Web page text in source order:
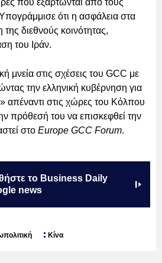
ότι η ασφάλεια στα
της διεθνούς κοινότητας,
του Ιράν.
μνεία στις σχέσεις του GCC με
την ελληνική κυβέρνηση για
απέναντι στις χώρες του Κόλπου
πρόθεσή του να επισκεφθεί την
στο Europe GCC Forum.
το Business Daily
news
Κίνα